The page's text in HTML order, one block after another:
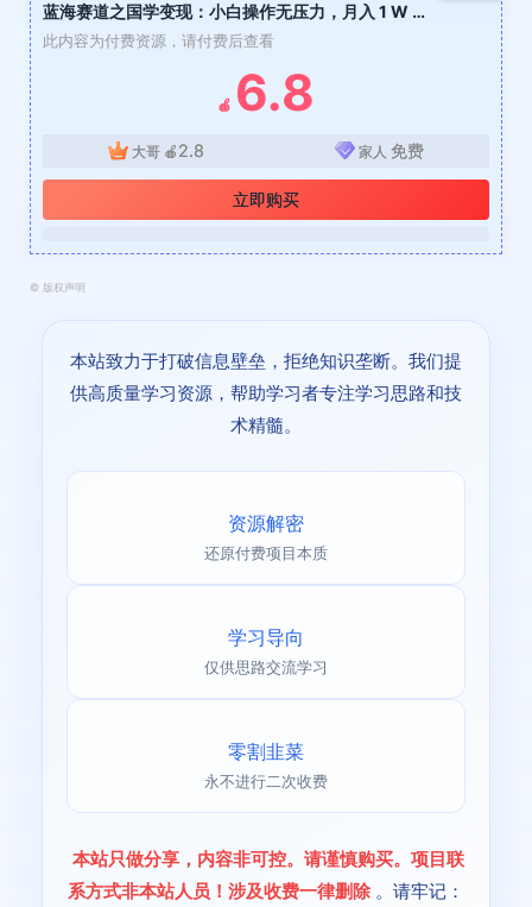
蓝海赛道之国学变现：小白操作无压力，月入 1 W + 唾手可得【揭秘】
此内容为付费资源，请付费后查看
🍎 6.8
大哥 🍎 2.8 家人 免费
立即购买
© 版权声明
本站致力于打破信息壁垒，拒绝知识垄断。我们提
供高质量学习资源，帮助学习者专注学习思路和技
术精髓。
资源解密
还原付费项目本质
学习导向
仅供思路交流学习
零割韭菜
永不进行二次收费
本站只做分享，内容非可控。请谨慎购买。项目联
系方式非本站人员！涉及收费一律删除 。请牢记：